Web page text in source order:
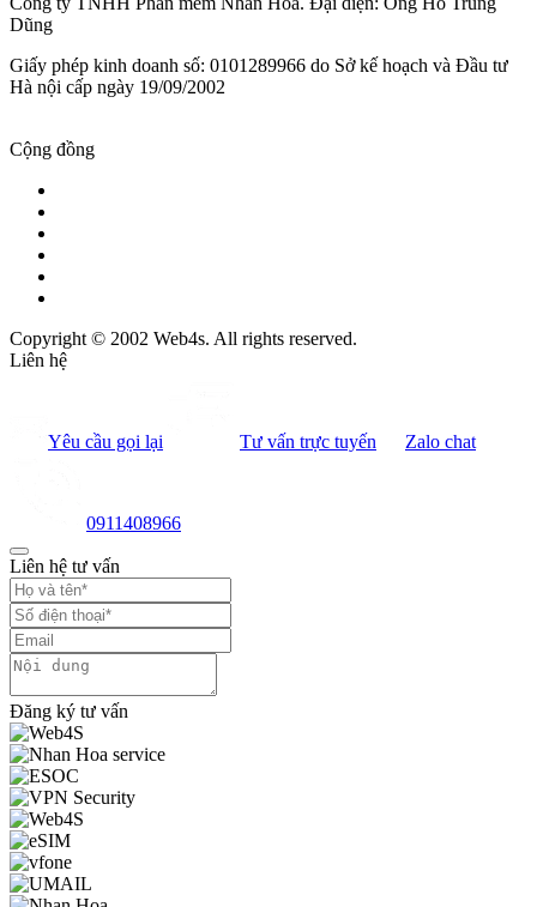
Dũng
Giấy phép kinh doanh số: 0101289966 do Sở kế hoạch và Đầu tư
Hà nội cấp ngày 19/09/2002
Cộng đồng
Copyright © 2002 Web4s. All rights reserved.
Liên hệ
Yêu cầu gọi lại Tư vấn trực tuyến Zalo chat
0911408966
Liên hệ tư vấn
Đăng ký tư vấn